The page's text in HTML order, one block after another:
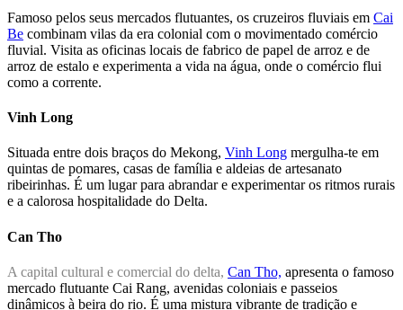
Famoso pelos seus mercados flutuantes, os cruzeiros fluviais em Cai
Be combinam vilas da era colonial com o movimentado comércio
fluvial. Visita as oficinas locais de fabrico de papel de arroz e de
arroz de estalo e experimenta a vida na água, onde o comércio flui
como a corrente.
Vinh Long
Situada entre dois braços do Mekong, Vinh Long mergulha-te em
quintas de pomares, casas de família e aldeias de artesanato
ribeirinhas. É um lugar para abrandar e experimentar os ritmos rurais
e a calorosa hospitalidade do Delta.
Can Tho
A capital cultural e comercial do delta, Can Tho, apresenta o famoso
mercado flutuante Cai Rang, avenidas coloniais e passeios
dinâmicos à beira do rio. É uma mistura vibrante de tradição e